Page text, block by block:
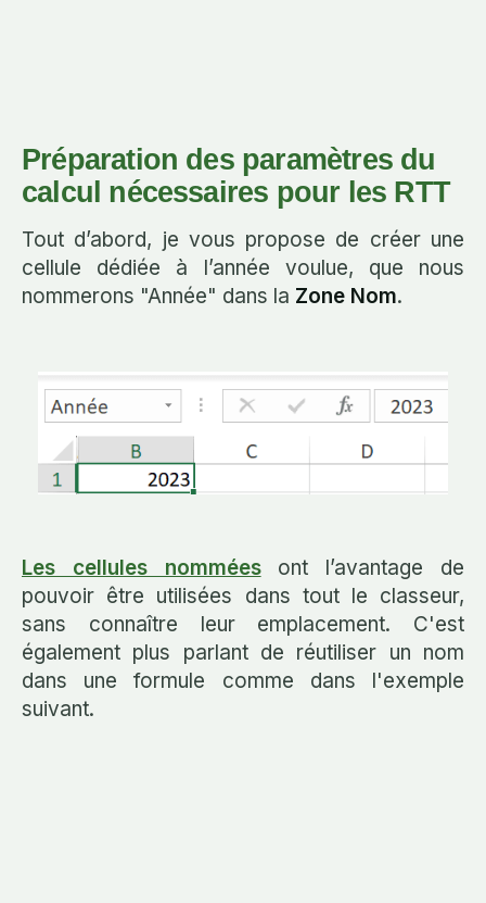
Préparation des paramètres du
calcul nécessaires pour les RTT
Tout d’abord, je vous propose de créer une
cellule dédiée à l’année voulue, que nous
nommerons "Année" dans la Zone Nom.
Les cellules nomméesont l’avantage de
pouvoir être utilisées dans tout le classeur,
sans connaître leur emplacement. C'est
également plus parlant de réutiliser un nom
dans une formule comme dans l'exemple
suivant.